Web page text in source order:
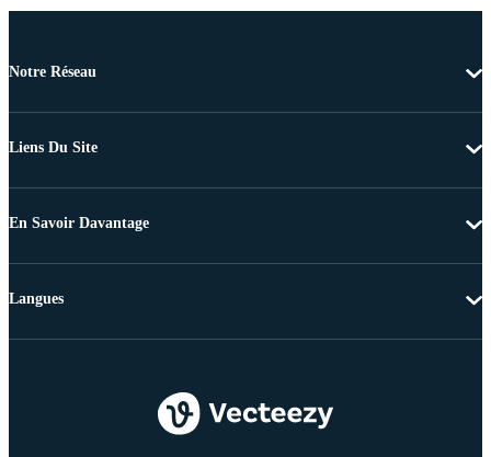
Notre Réseau
Liens Du Site
En Savoir Davantage
Langues